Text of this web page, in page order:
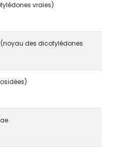
vraies)
des dicotylédones